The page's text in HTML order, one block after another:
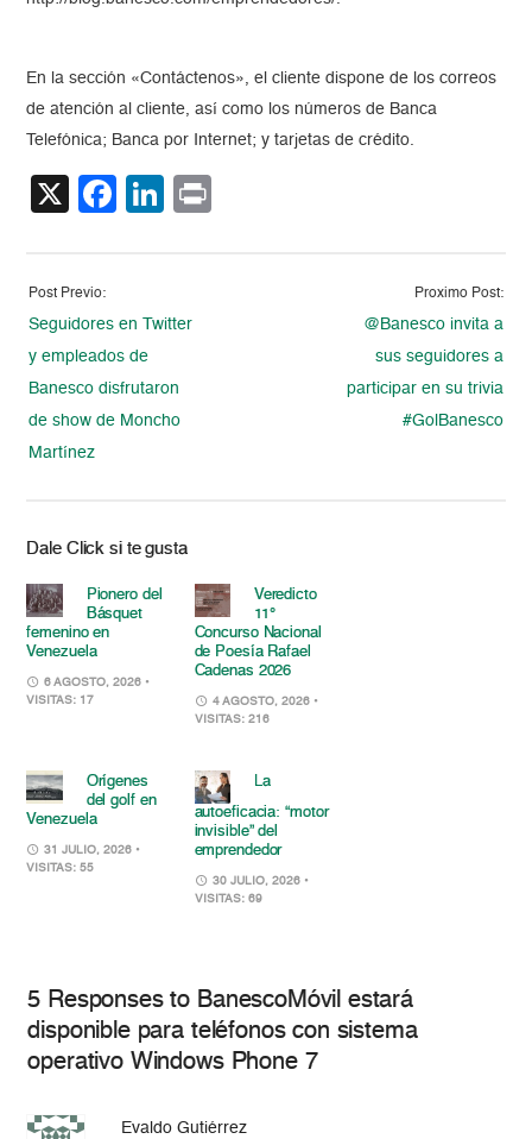
En la sección «Contáctenos», el cliente dispone de los correos
de atención al cliente, así como los números de Banca
Telefónica; Banca por Internet; y tarjetas de crédito.
X Facebook
LinkedIn
Post Previo:
Seguidores en Twitter
y empleados de
Banesco disfrutaron
de show de Moncho
Martínez
Proximo Post:
@Banesco invita a
sus seguidores a
participar en su trivia
#GolBanesco
Dale Click si te gusta
Pionero del
Básquet
femenino en
Venezuela
6 AGOSTO, 2026 •
VISITAS: 17
Veredicto
11°
Concurso Nacional
de Poesía Rafael
Cadenas 2026
4 AGOSTO, 2026 •
VISITAS: 216
Orígenes
del golf en
Venezuela
31 JULIO, 2026 •
VISITAS: 55
La
autoeficacia: “motor
invisible” del
emprendedor
30 JULIO, 2026 •
VISITAS: 69
5 Responses to BanescoMóvil estará
disponible para teléfonos con sistema
operativo Windows Phone 7
Evaldo Gutiérrez